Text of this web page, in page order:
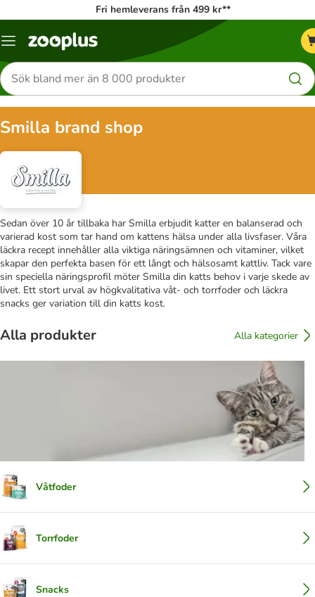
Fri hemleverans från 499 kr**
Katalogmeny
Sök
efter
produkter
Smilla brand shop
Sedan över 10 år tillbaka har Smilla erbjudit katter en balanserad och
varierad kost som tar hand om kattens hälsa under alla livsfaser. Våra
läckra recept innehåller alla viktiga näringsämnen och vitaminer, vilket
skapar den perfekta basen för ett långt och hälsosamt kattliv. Tack vare
sin speciella näringsprofil möter Smilla din katts behov i varje skede av
livet. Ett stort urval av högkvalitativa våt- och torrfoder och läckra
snacks ger variation till din katts kost.
Alla produkter Alla kategorier
Våtfoder
Torrfoder
Snacks